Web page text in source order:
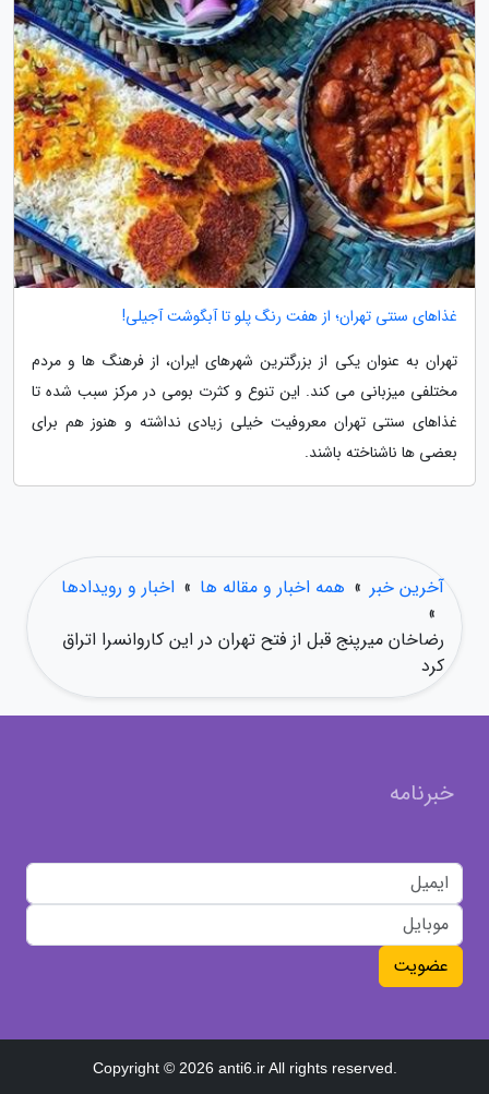
غذاهای سنتی تهران؛ از هفت رنگ پلو تا آبگوشت آجیلی!
تهران به عنوان یکی از بزرگترین شهرهای ایران، از فرهنگ ها و مردم
مختلفی میزبانی می کند. این تنوع و کثرت بومی در مرکز سبب شده تا
غذاهای سنتی تهران معروفیت خیلی زیادی نداشته و هنوز هم برای
بعضی ها ناشناخته باشند.
آخرین خبر » همه اخبار و مقاله ها » اخبار و رویدادها
»
رضاخان میرپنج قبل از فتح تهران در این کاروانسرا اتراق
کرد
خبرنامه
عضویت
Copyright © 2026 anti6.ir All rights reserved.